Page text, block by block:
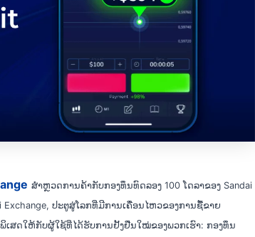
ສຳຫຼວດການຄ້າກັບກອງທຶນທົດລອງ 100 ໂດລາຂອງ Sandai
ປະຕູສູ່ໂລກທີ່ມີການເຄື່ອນໄຫວຂອງການຊື້ຂາຍ
ສດໃຫ້ກັບຜູ້ໃຊ້ທີ່ໄດ້ຮັບການຢັ້ງຢືນໃໝ່ຂອງພວກເຮົາ: ກອງທຶນ